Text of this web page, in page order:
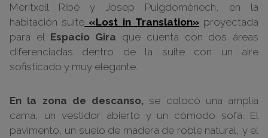
Meritxell Ribé y Josep Puigdomènech, en la
habitación suite «Lost in Translation» proyectada
para el Espacio Gira que cuenta con dos áreas
diferenciadas dentro de la suite con un aire
sofisticado y muy elegante.
En la zona de descanso, se colocó una amplia
cama, un vestidor abierto y un cómodo sofá. El
pavimento, un suelo de madera de roble natural, y el